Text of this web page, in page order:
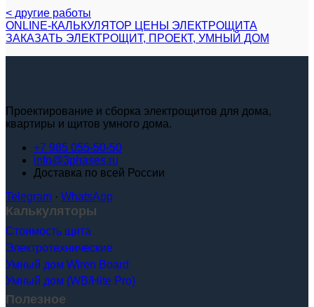
< другие работы
ONLINE-КАЛЬКУЛЯТОР ЦЕНЫ ЭЛЕКТРОЩИТА
ЗАКАЗАТЬ ЭЛЕКТРОЩИТ, ПРОЕКТ, УМНЫЙ ДОМ
Проектирование и сборка электрощитов для дома,
квартиры и щитов умного дома.
+7 985 055-50-50
info@3phases.ru
Доставка по всей России
Telegram · WhatsApp
Калькуляторы
Стоимость щита
Электротехнические
Умный дом Wiren Board
Умный дом (WB/Hite Pro)
Полезное